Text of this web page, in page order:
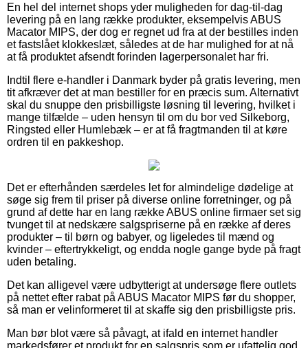
En hel del internet shops yder muligheden for dag-til-dag
levering på en lang række produkter, eksempelvis ABUS
Macator MIPS, der dog er regnet ud fra at der bestilles inden
et fastslået klokkeslæt, således at de har mulighed for at nå
at få produktet afsendt forinden lagerpersonalet har fri.
Indtil flere e-handler i Danmark byder på gratis levering, men
tit afkræver det at man bestiller for en præcis sum. Alternativt
skal du snuppe den prisbilligste løsning til levering, hvilket i
mange tilfælde – uden hensyn til om du bor ved Silkeborg,
Ringsted eller Humlebæk – er at få fragtmanden til at køre
ordren til en pakkeshop.
Det er efterhånden særdeles let for almindelige dødelige at
søge sig frem til priser på diverse online forretninger, og på
grund af dette har en lang række ABUS online firmaer set sig
tvunget til at nedskære salgspriserne på en række af deres
produkter – til børn og babyer, og ligeledes til mænd og
kvinder – eftertrykkeligt, og endda nogle gange byde på fragt
uden betaling.
Det kan alligevel være udbytterigt at undersøge flere outlets
på nettet efter rabat på ABUS Macator MIPS før du shopper,
så man er velinformeret til at skaffe sig den prisbilligste pris.
Man bør blot være så påvagt, at ifald en internet handler
markedsfører et produkt for en salgspris som er ufattelig god,